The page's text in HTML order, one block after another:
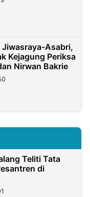
Jiwasraya-Asabri,
Kejagung Periksa
Nirwan Bakrie
Teliti Tata
di